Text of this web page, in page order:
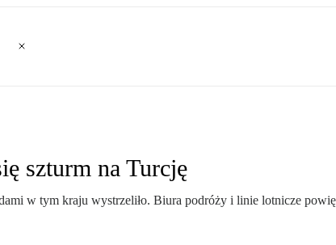
szturm na Turcję
w tym kraju wystrzeliło. Biura podróży i linie lotnicze